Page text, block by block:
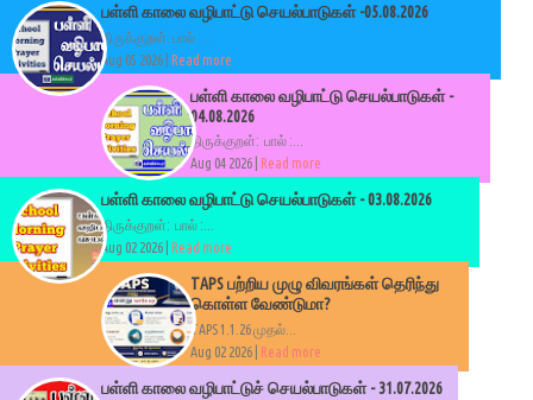
பள்ளி காலை வழிபாட்டு செயல்பாடுகள் -05.08.2026
திருக்குறள்: பால் :...
Aug 05 2026 | Read more
பள்ளி காலை வழிபாட்டு செயல்பாடுகள் -
04.08.2026
திருக்குறள்: பால் :...
Aug 04 2026 |
Read more
பள்ளி காலை வழிபாட்டு செயல்பாடுகள் - 03.08.2026
திருக்குறள்: பால் :...
Aug 02 2026 | Read more
TAPS பற்றிய முழு விவரங்கள் தெரிந்து
கொள்ள வேண்டுமா?
TAPS 1.1.26 முதல்...
Aug 02 2026 |
Read more
பள்ளி காலை வழிபாட்டுச் செயல்பாடுகள் - 31.07.2026